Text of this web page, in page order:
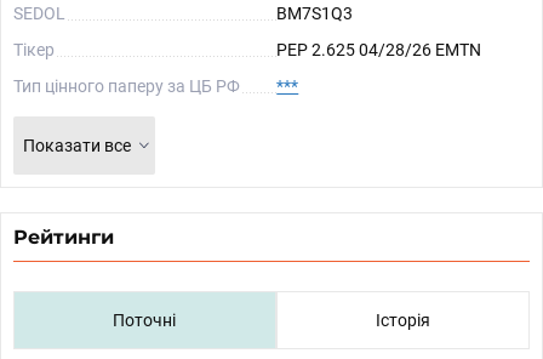
SEDOL
BM7S1Q3
Тікер
PEP 2.625 04/28/26 EMTN
Тип цінного паперу за ЦБ РФ
***
Показати все
Рейтинги
Поточні Історія